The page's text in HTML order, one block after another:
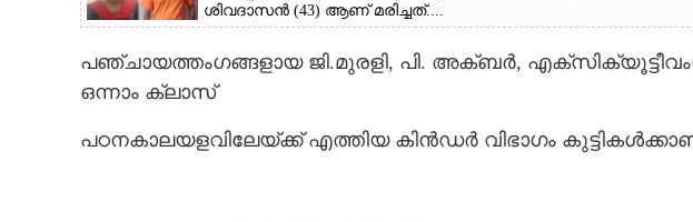
ശിവദാസൻ (43) ആണ് മരിച്ചത്....
പഞ്ചായത്തംഗങ്ങളായ ജി.മുരളി, പി. അക്ബർ,
ഒന്നാം ക്ലാസ്
പഠനകാലയളവിലേയ്ക്ക് എത്തിയ കിൻഡർ വിഭാഗം